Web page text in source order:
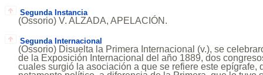
Segunda Instancia
(Ossorio) V. ALZADA, APELACIÓN.
Segunda Internacional
(Ossorio) Disuelta la Primera Internacional (v.), se
de la Exposición Internacional del año 1889, dos
cuales surgió la asociación a que se refiere este epígrafe,